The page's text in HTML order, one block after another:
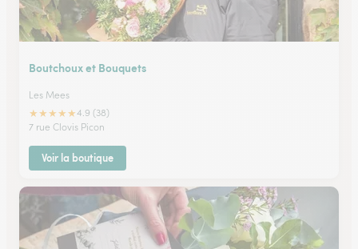
Boutchoux et Bouquets
Les Mees
★★★★★4.9 (38)
7 rue Clovis Picon
Voir la boutique